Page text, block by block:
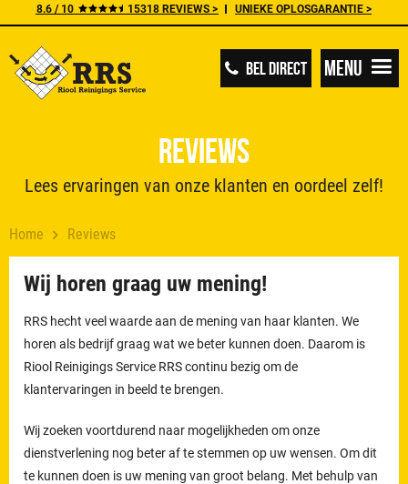
8.6 / 10 15318 REVIEWS > UNIEKE OPLOSGARANTIE >
BEL DIRECT Menu
Home Reviews
Reviews
Lees ervaringen van onze klanten en oordeel zelf!
Wij horen graag uw mening!
RRS hecht veel waarde aan de mening van haar klanten. We
horen als bedrijf graag wat we beter kunnen doen. Daarom is
Riool Reinigings Service RRS continu bezig om de
klantervaringen in beeld te brengen.
Wij zoeken voortdurend naar mogelijkheden om onze
dienstverlening nog beter af te stemmen op uw wensen. Om dit
te kunnen doen is uw mening van groot belang. Met behulp van